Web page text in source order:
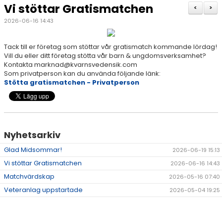
KONTAKT
KLÄDPROFIL - STADIUM / SELECT
DOKUMENT
>
<
Vi stöttar Gratismatchen
2026-06-16 14:43
Tack till er företag som stöttar vår gratismatch kommande lördag!
Vill du eller ditt företag stötta vår barn & ungdomsverksamhet?
Kontakta marknad@kvarnsvedensik.com
Som privatperson kan du använda följande länk:
Stötta gratismatchen - Privatperson
Nyhetsarkiv
Glad Midsommar! 2026-06-19 15:13
Vi stöttar Gratismatchen 2026-06-16 14:43
Matchvärdskap 2026-05-16 07:40
Veteranlag uppstartade 2026-05-04 19:25